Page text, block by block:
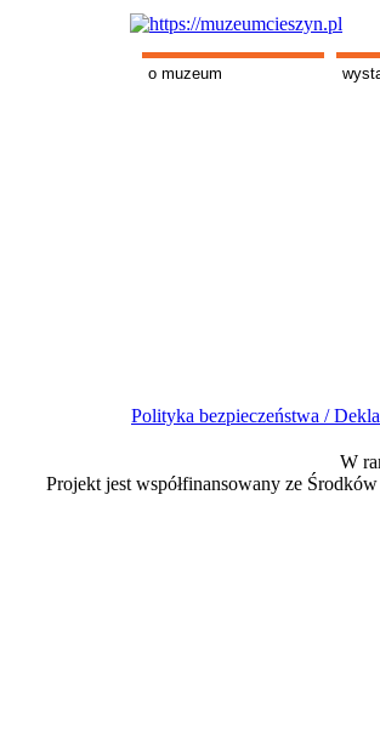
o muzeum
Polityka bezpieczeństwa /
W
Projekt jest współfinansowany ze